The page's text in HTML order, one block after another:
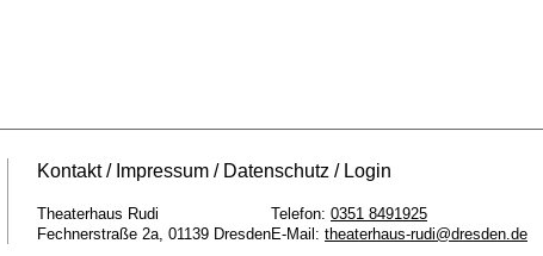
Kontakt Impressum Datenschutz Login
Theaterhaus Rudi
Fechnerstraße 2a 01139 Dresden
Telefon: 0351 8491925
E-Mail: theaterhaus-rudi@dresden.de